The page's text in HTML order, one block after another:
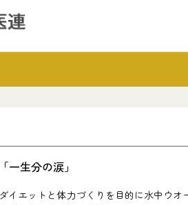
一生分の涙」
イエットと体力づくりを目的に水中ウ